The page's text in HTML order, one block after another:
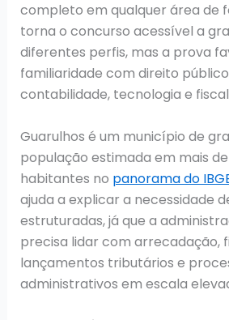
completo em qualquer área de
torna o concurso acessível a
diferentes perfis, mas a prova
familiaridade com direito
contabilidade, tecnologia e
Guarulhos é um município de
população estimada em mais de
habitantes no panorama do
ajuda a explicar a necessidade
estruturadas, já que a
precisa lidar com arrecadação,
lançamentos tributários e
administrativos em escala